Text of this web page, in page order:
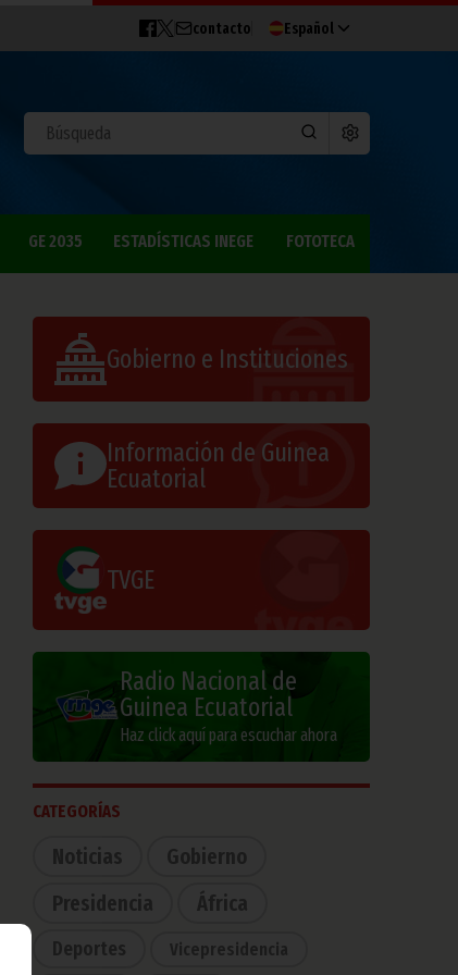
contacto Español
GE 2035 ESTADÍSTICAS INEGE FOTOTECA
Gobierno e Instituciones
Información de Guinea
Ecuatorial
TVGE
Radio Nacional de
Guinea Ecuatorial
Haz click aquí para escuchar ahora
CATEGORÍAS
Noticias
Gobierno
Presidencia
África
Deportes Vicepresidencia